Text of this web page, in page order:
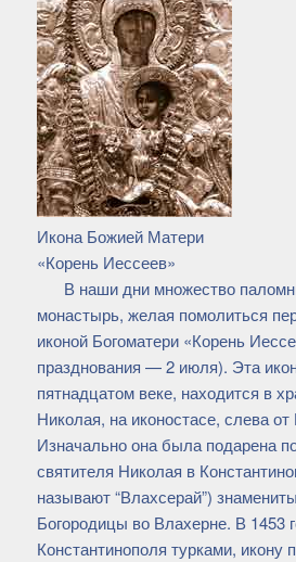
Икона Божией Матери
«Корень Иессеев»
В наши дни множество
монастырь, желая помолиться
иконой Богоматери «Корень
празднования — 2 июля). Эта
пятнадцатом веке, находится в
Николая, на иконостасе, слева от
Изначально она была подарена
святителя Николая в
называют “Влахсерай”)
Богородицы во Влахерне. В 1453
Константинополя турками, икону